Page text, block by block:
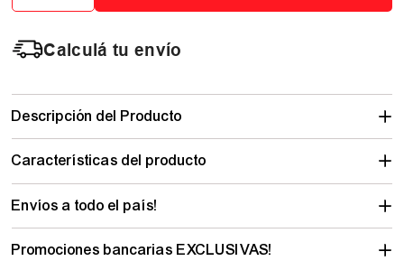
Calculá tu envío
Descripción del Producto
Características del producto
Envíos a todo el país!
Promociones bancarias EXCLUSIVAS!